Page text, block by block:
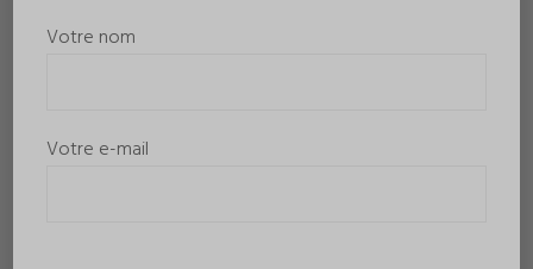
Votre nom
Votre e-mail